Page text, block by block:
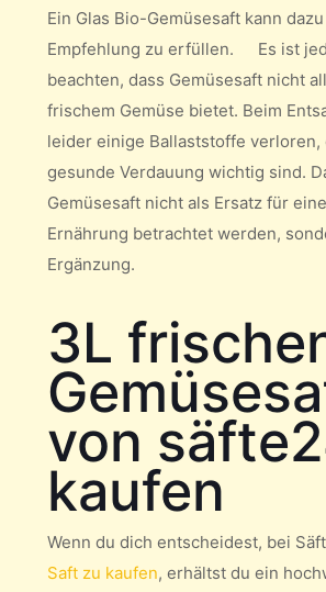
Ein Glas Bio-Gemüsesaft kann
Empfehlung zu erfüllen. Es ist
beachten, dass Gemüsesaft nicht
frischem Gemüse bietet. Beim
leider einige Ballaststoffe verloren,
gesunde Verdauung wichtig sind.
Gemüsesaft nicht als Ersatz für
Ernährung betrachtet werden,
Ergänzung.
3L
von
kaufen
Wenn du dich entscheidest, bei
Saft zu kaufen, erhältst du ein